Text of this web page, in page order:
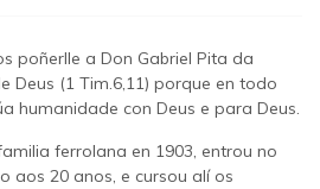
poñerlle a Don Gabriel Pita da
Deus (1 Tim.6,11) porque en todo
humanidade con Deus e para Deus.
ferrolana en 1903, entrou no
aos 20 anos, e cursou alí os